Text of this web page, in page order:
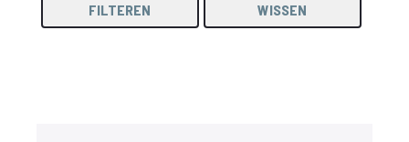
FILTEREN WISSEN